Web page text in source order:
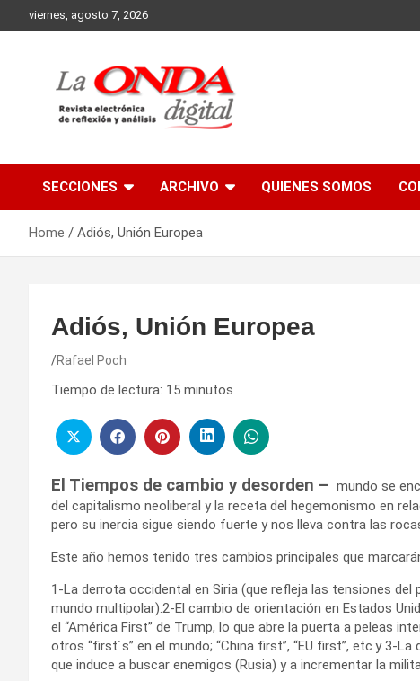
to
viernes, agosto 7, 2026
SECCIONES ARCHIVO QUIENES SOMOS
Home Adiós, Unión Europea
Adiós, Unión Europea
Rafael Poch
Tiempo de lectura: 15 minutos
El Tiempos de cambio y desorden – mundo se
del capitalismo neoliberal y la receta del hegemonismo en
pero su inercia sigue siendo fuerte y nos lleva contra las
Este año hemos tenido tres cambios principales que
1-La derrota occidental en Siria (que refleja las tensiones
mundo multipolar).2-El cambio de orientación en Estados
el “América First” de Trump, lo que abre la puerta a peleas
otros “first´s” en el mundo; “China first”, “EU first”, etc.y 3-
que induce a buscar enemigos (Rusia) y a incrementar la